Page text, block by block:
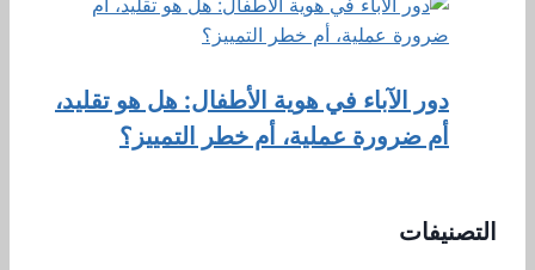
دور الآباء في هوية الأطفال: هل هو تقليد،
أم ضرورة عملية، أم خطر التمييز؟
التصنيفات